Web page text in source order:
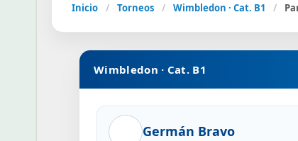
Inicio / Torneos / Wimbledon · Cat. B1 /
Wimbledon · Cat. B1
Germán Bravo